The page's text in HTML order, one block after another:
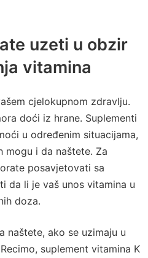
uzeti u obzir
vitamina
cjelokupnom zdravlju.
doći iz hrane. Suplementi
u određenim situacijama,
mogu i da naštete. Za
posavjetovati sa
da li je vaš unos vitamina u
doza.
naštete, ako se uzimaju u
suplement vitamina K